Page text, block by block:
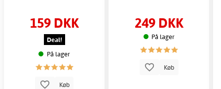
159 DKK
Deal!
På lager
Køb
249 DKK
På lager
Køb